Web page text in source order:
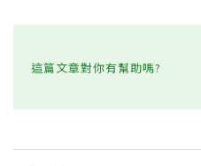
這篇文章對你有幫助嗎?